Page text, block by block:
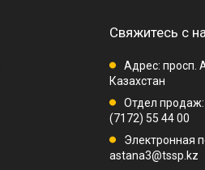
Свяжитесь с
Адрес: просп.
Казахстан
Отдел продаж:
(7172) 55 44 00
Электронная
astana3@tssp.kz